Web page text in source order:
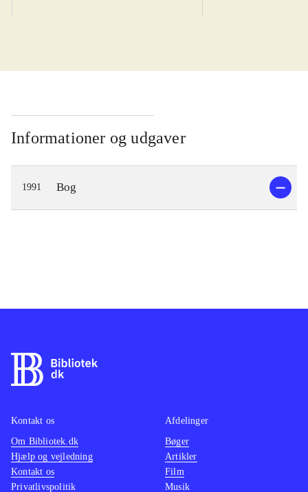
Informationer og udgaver
1991 Bog
Kontakt os
Om Bibliotek.dk
Hjælp og vejledning
Kontakt os
Privatlivspolitik
Afdelinger
Bøger
Artikler
Film
Musik